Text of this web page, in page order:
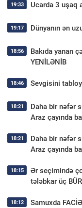
19:33 Ucarda 3 uşaq
19:17 Dünyanın ən
18:56
Bakıda yanan
YENİLƏNİB
18:46 Sevgisini
18:21
Daha bir nəfər
Araz çayında
18:21
Daha bir nəfər
Araz çayında
18:15
Ər seçimində
tələbkar üç
18:12 Samuxda